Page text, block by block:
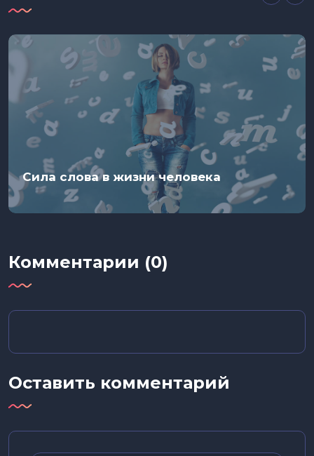
Сила слова в жизни человека
Комментарии (0)
Оставить комментарий